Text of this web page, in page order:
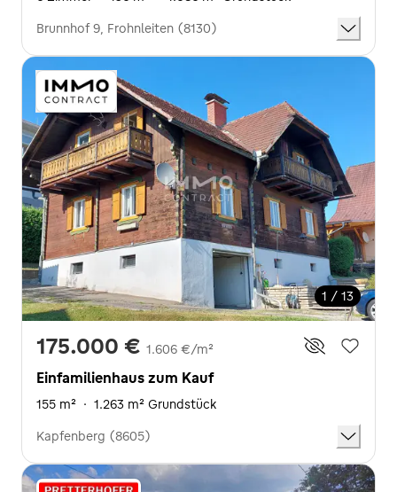
Brunnhof 9, Frohnleiten (8130)
1 / 13
175.000 € 1.606 €/m²
Einfamilienhaus zum Kauf
155 m² · 1.263 m² Grundstück
Kapfenberg (8605)